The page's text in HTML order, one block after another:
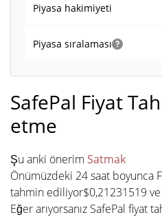
Piyasa hakimiyeti
Piyasa sıralaması
SafePal Fiyat
etme
Şu anki önerim Satmak
Önümüzdeki 24 saat boyunca
tahmin ediliyor$0,21231519
Eğer arıyorsanız SafePal fiyat